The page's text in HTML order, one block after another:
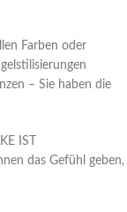
Farben oder
– Sie haben die
IST
das Gefühl geben,